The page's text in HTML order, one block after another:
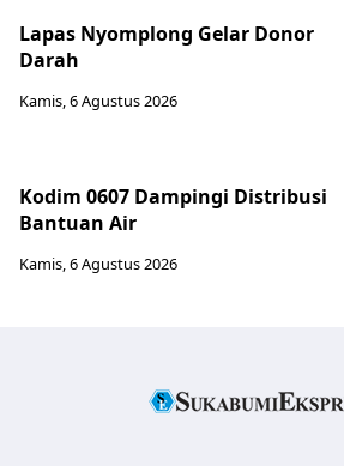
Lapas Nyomplong Gelar Donor
Darah
Kamis, 6 Agustus 2026
Kodim 0607 Dampingi Distribusi
Bantuan Air
Kamis, 6 Agustus 2026